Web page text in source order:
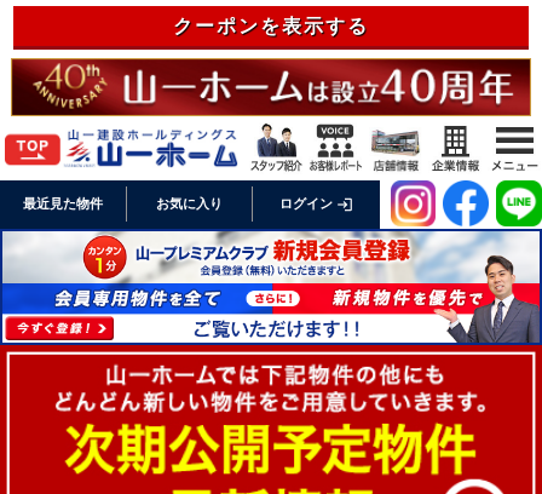
クーポンを表示する
最近見た物件 お気に入り ログイン login